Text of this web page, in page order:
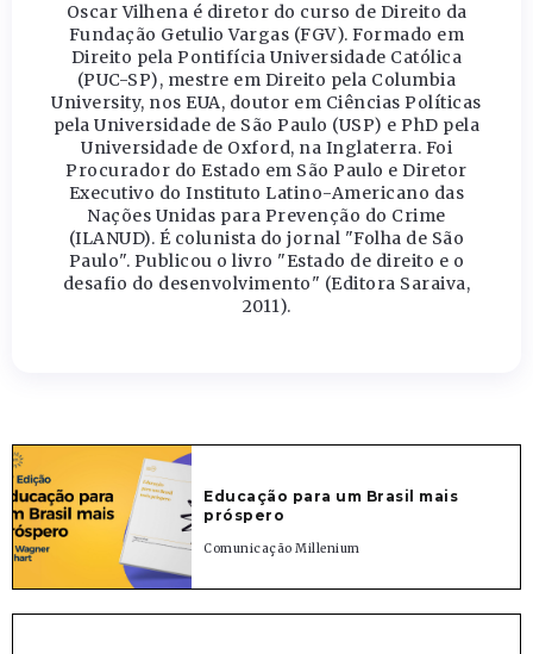
Oscar Vilhena é diretor do curso de Direito da
Fundação Getulio Vargas (FGV). Formado em
Direito pela Pontifícia Universidade Católica
(PUC-SP), mestre em Direito pela Columbia
University, nos EUA, doutor em Ciências Políticas
pela Universidade de São Paulo (USP) e PhD pela
Universidade de Oxford, na Inglaterra. Foi
Procurador do Estado em São Paulo e Diretor
Executivo do Instituto Latino-Americano das
Nações Unidas para Prevenção do Crime
(ILANUD). É colunista do jornal "Folha de São
Paulo". Publicou o livro "Estado de direito e o
desafio do desenvolvimento" (Editora Saraiva,
2011).
Educação para um Brasil mais
próspero
Comunicação Millenium